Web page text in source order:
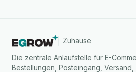
Zuhause
Die zentrale Anlaufstelle für E-
Bestellungen, Posteingang,